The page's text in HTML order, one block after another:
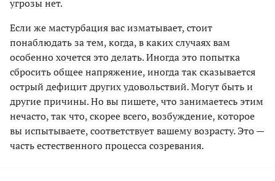
угрозы нет.
Если же мастурбация вас изматывает, стоит
понаблюдать за тем, когда, в каких случаях вам
особенно хочется это делать. Иногда это попытка
сбросить общее напряжение, иногда так сказывается
острый дефицит других удовольствий. Могут быть и
другие причины. Но вы пишете, что занимаетесь этим
нечасто, так что, скорее всего, возбуждение, которое
вы испытываете, соответствует вашему возрасту. Это —
часть естественного процесса созревания.